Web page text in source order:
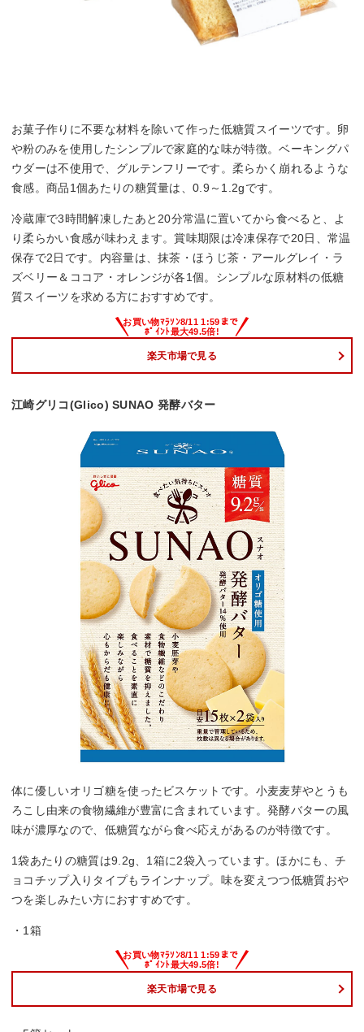
お菓子作りに不要な材料を除いて作った低糖質スイーツです。卵
や粉のみを使用したシンプルで家庭的な味が特徴。ベーキングパ
ウダーは不使用で、グルテンフリーです。柔らかく崩れるような
食感。商品1個あたりの糖質量は、0.9～1.2gです。
冷蔵庫で3時間解凍したあと20分常温に置いてから食べると、よ
り柔らかい食感が味わえます。賞味期限は冷凍保存で20日、常温
保存で2日です。内容量は、抹茶・ほうじ茶・アールグレイ・ラ
ズベリー＆ココア・オレンジが各1個。シンプルな原材料の低糖
質スイーツを求める方におすすめです。
楽天市場で見る
江崎グリコ(Glico) SUNAO 発酵バター
体に優しいオリゴ糖を使ったビスケットです。小麦麦芽やとうも
ろこし由来の食物繊維が豊富に含まれています。発酵バターの風
味が濃厚なので、低糖質ながら食べ応えがあるのが特徴です。
1袋あたりの糖質は9.2g、1箱に2袋入っています。ほかにも、チ
ョコチップ入りタイプもラインナップ。味を変えつつ低糖質おや
つを楽しみたい方におすすめです。
・1箱
楽天市場で見る